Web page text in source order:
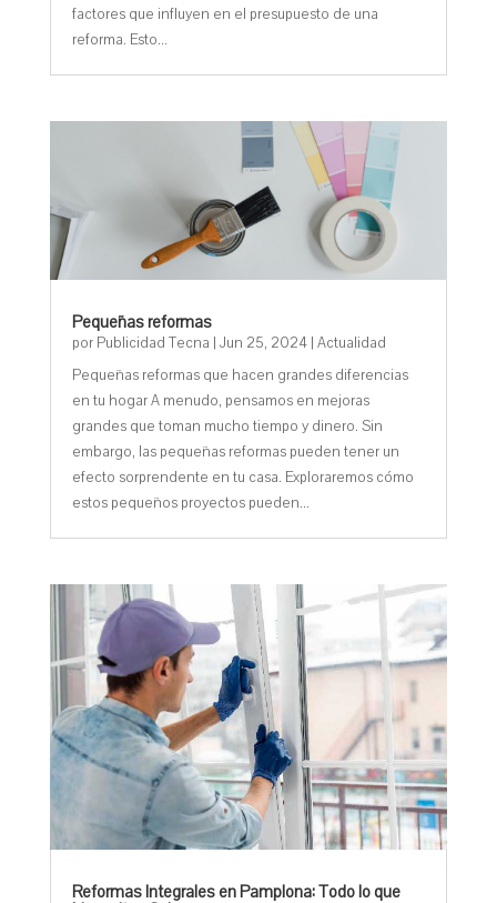
factores que influyen en el presupuesto de una
reforma. Esto...
Pequeñas reformas
por Publicidad Tecna | Jun 25, 2024| Actualidad
Pequeñas reformas que hacen grandes diferencias
en tu hogar A menudo, pensamos en mejoras
grandes que toman mucho tiempo y dinero. Sin
embargo, las pequeñas reformas pueden tener un
efecto sorprendente en tu casa. Exploraremos cómo
estos pequeños proyectos pueden...
Reformas Integrales en Pamplona: Todo lo que